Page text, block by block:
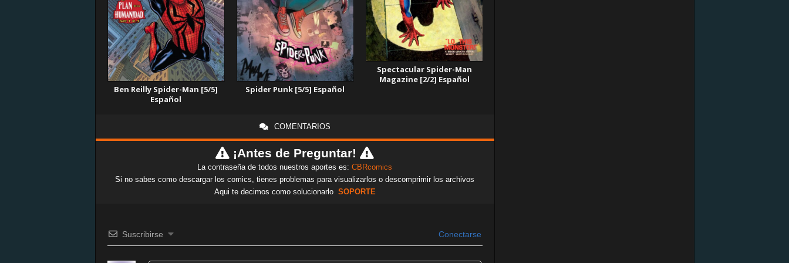
Ben Reilly Spider-Man [5/5]
Español
Spider Punk [5/5] Español
Spectacular Spider-Man
Magazine [2/2] Español
COMENTARIOS
¡Antes de Preguntar!
La contraseña de todos nuestros aportes es: CBRcomics
Si no sabes como descargar los comics, tienes problemas para visualizarlos o descomprimir los archivos
Aqui te decimos como solucionarlo SOPORTE
Suscribirse Conectarse